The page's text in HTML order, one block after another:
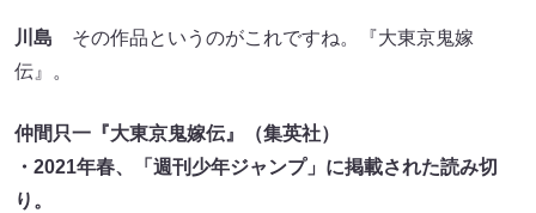
川島 その作品というのがこれですね。『大東京鬼嫁
伝』。
仲間只一『大東京鬼嫁伝』（集英社）
・2021年春、「週刊少年ジャンプ」に掲載された読み切
り。